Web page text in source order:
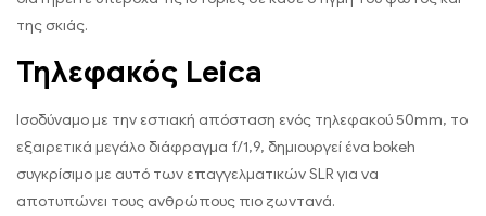
της σκιάς.
Τηλεφακός Leica
Ισοδύναμο με την εστιακή απόσταση ενός τηλεφακού 50mm, το
εξαιρετικά μεγάλο διάφραγμα f/1,9, δημιουργεί ένα bokeh
συγκρίσιμο με αυτό των επαγγελματικών SLR για να
αποτυπώνει τους ανθρώπους πιο ζωντανά.